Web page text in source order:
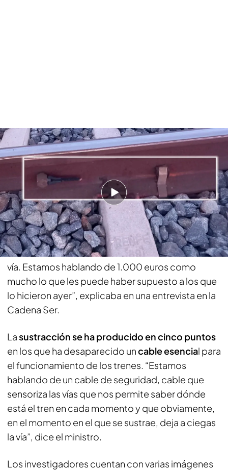
Óscar Puente apunta a que el robo de cable de los trenes ha sido un
sabotaje
Mientras se restablece el servicio,
la Guardia Civil
ha abierto una investigación
sobre el robo en
cinco puntos de la red ferroviaria. Elministro
Óscar Puenteha adelantado más detalles y ha
hablado desabotajey no de robo ya que explica
que se trata de "robos de cable deescasísimo
valor".“Se roban 150 metros de cobre en doble
vía. Estamos hablando de 1.000 euros como
mucho lo que les puede haber supuesto a los que
lo hicieron ayer”, explicaba en una entrevista en la
Cadena Ser.
Lasustracción se ha producido en cinco puntos
en los que ha desaparecido uncable esencial para
el funcionamiento de los trenes. “Estamos
hablando de un cable de seguridad, cable que
sensoriza las vías que nos permite saber dónde
está el tren en cada momento y que obviamente,
en el momento en el que se sustrae, deja a ciegas
la vía”, dice el ministro.
Los investigadores cuentan con varias imágenes